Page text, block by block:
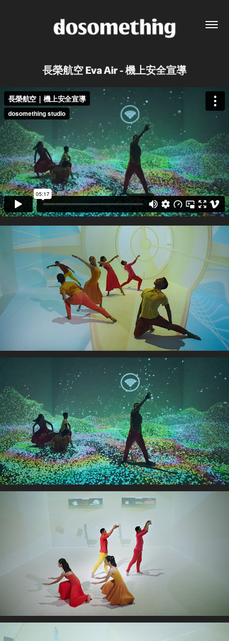
長榮航空 Eva Air - 機上安全宣導